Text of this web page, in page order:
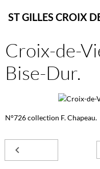
ST GILLES CROIX
Croix-de-
Bise-Dur.
N°726 collection F. Chapeau.